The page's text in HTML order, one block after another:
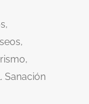
Sanación